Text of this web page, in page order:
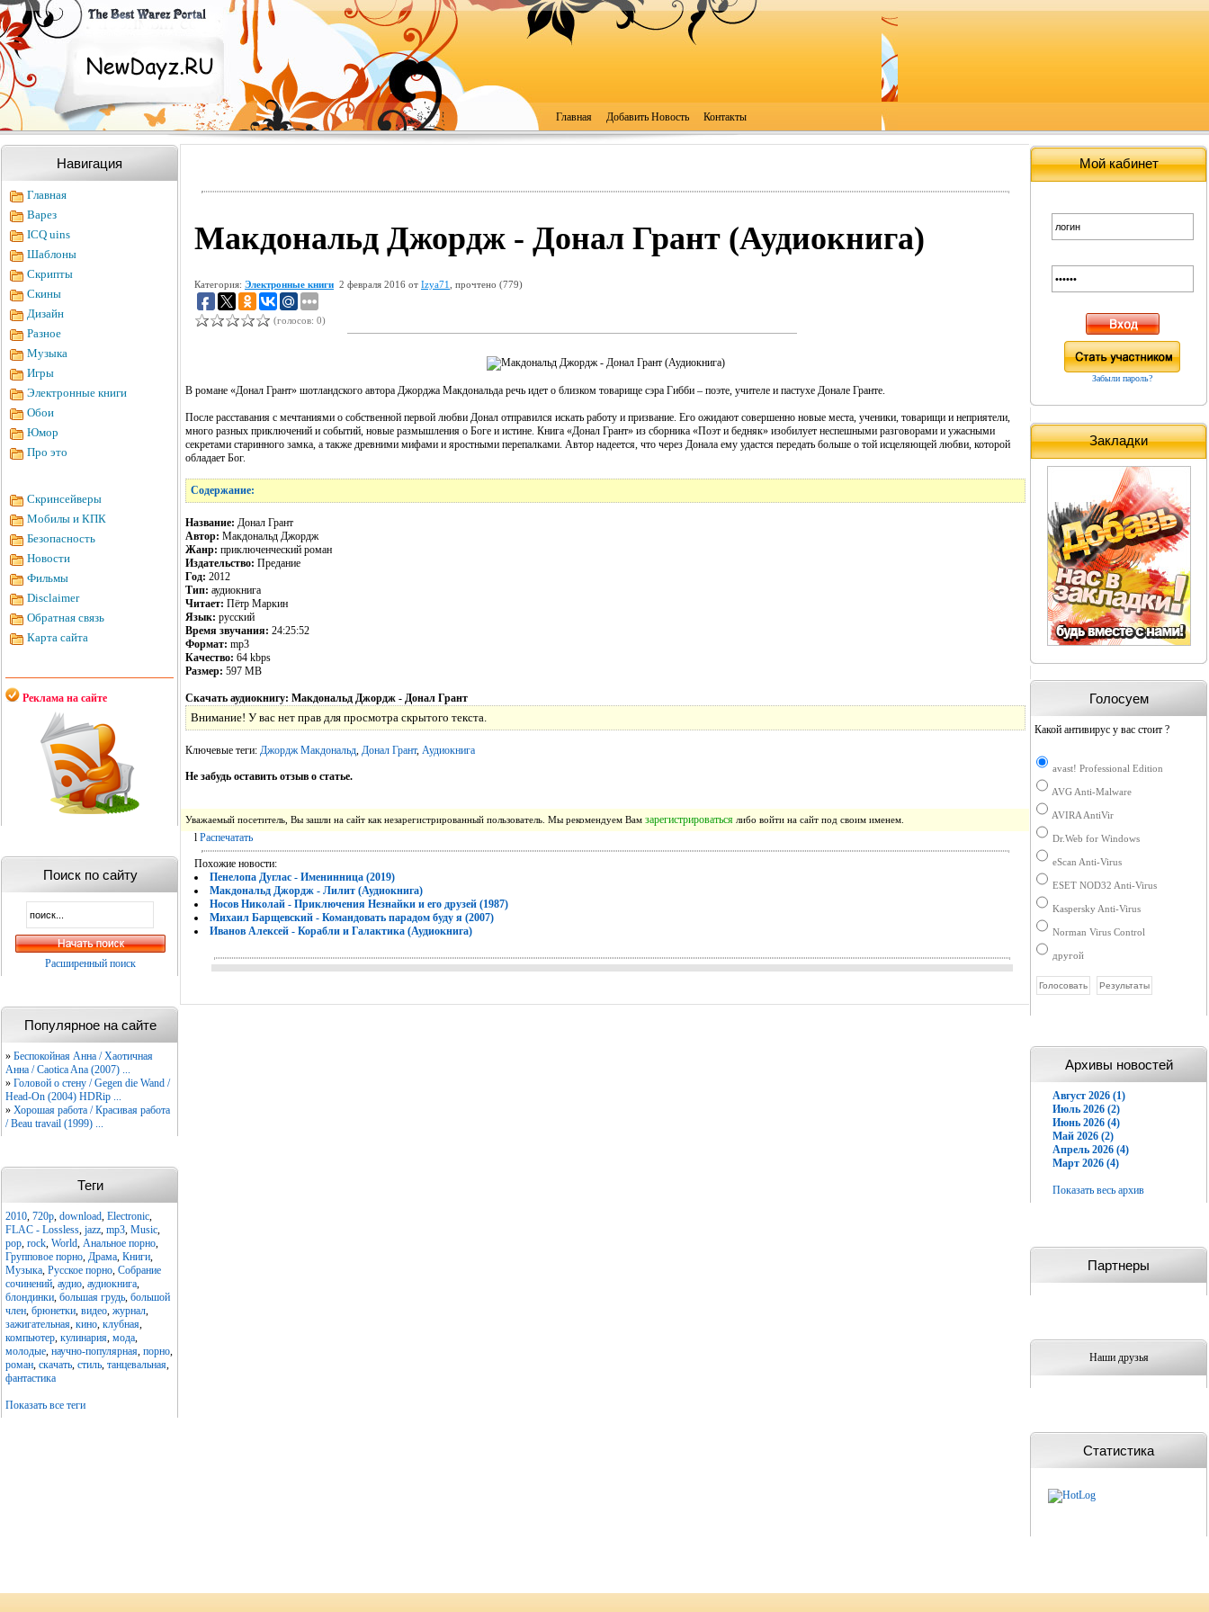
Главная Добавить Новость Контакты
Навигация
Главная
Варез
ICQ uins
Шаблоны
Скрипты
Скины
Дизайн
Разное
Музыка
Игры
Электронные книги
Обои
Юмор
Про это
Скринсейверы
Мобилы и КПК
Безопасность
Новости
Фильмы
Disclaimer
Обратная связь
Карта сайта
Реклама на сайте
Поиск по сайту
Расширенный поиск
Популярное на сайте
» Беспокойная Анна / Хаотичная
Анна / Caotica Ana (2007) ...
» Головой о стену / Gegen die Wand /
Head-On (2004) HDRip ...
» Хорошая работа / Красивая работа
/ Beau travail (1999) ...
Теги
2010, 720p, download, Electronic,
FLAC - Lossless, jazz, mp3, Music,
pop, rock, World, Анальное порно,
Групповое порно, Драма, Книги,
Музыка, Русское порно, Собрание
сочинений, аудио, аудиокнига,
блондинки, большая грудь, большой
член, брюнетки, видео, журнал,
зажигательная, кино, клубная,
компьютер, кулинария, мода,
молодые, научно-популярная, порно,
роман, скачать, стиль, танцевальная,
фантастика
Показать все теги
Макдональд Джордж - Донал Грант (Аудиокнига)
Категория: Электронные книги 2 февраля 2016 от Izya71 , прочтено (779)
(голосов: 0)
В романе «Донал Грант» шотландского автора Джорджа Макдональда речь идет о близком товарище сэра Гибби – поэте, учителе и пастухе Донале Гранте.
После расставания с мечтаниями о собственной первой любви Донал отправился искать работу и призвание. Его ожидают совершенно новые места, ученики, товарищи и неприятели,
много разных приключений и событий, новые размышления о Боге и истине. Книга «Донал Грант» из сборника «Поэт и бедняк» изобилует неспешными разговорами и ужасными
секретами старинного замка, а также древними мифами и яростными перепалками. Автор надеется, что через Донала ему удастся передать больше о той исцеляющей любви, которой
обладает Бог.
Содержание:
Название: Донал Грант
Автор: Макдональд Джордж
Жанр: приключенческий роман
Издательство: Предание
Год: 2012
Тип: аудиокнига
Читает: Пётр Маркин
Язык: русский
Время звучания: 24:25:52
Формат: mp3
Качество: 64 kbps
Размер: 597 MB
Скачать аудиокнигу: Макдональд Джордж - Донал Грант
Внимание! У вас нет прав для просмотра скрытого текста.
Ключевые теги: Джордж Макдональд, Донал Грант, Аудиокнига
Не забудь оставить отзыв о статье.
Уважаемый посетитель, Вы зашли на сайт как незарегистрированный пользователь. Мы рекомендуем Вам зарегистрироваться либо войти на сайт под своим именем.
l Распечатать
Похожие новости:
Пенелопа Дуглас - Именинница (2019)
Макдональд Джордж - Лилит (Аудиокнига)
Носов Николай - Приключения Незнайки и его друзей (1987)
Михаил Барщевский - Командовать парадом буду я (2007)
Иванов Алексей - Корабли и Галактика (Аудиокнига)
Мой кабинет
Забыли пароль?
Закладки
Голосуем
Какой антивирус у вас стоит ?
avast! Professional Edition
AVG Anti-Malware
AVIRA AntiVir
Dr.Web for Windows
eScan Anti-Virus
ESET NOD32 Anti-Virus
Kaspersky Anti-Virus
Norman Virus Control
другой
Архивы новостей
Август 2026 (1)
Июль 2026 (2)
Июнь 2026 (4)
Май 2026 (2)
Апрель 2026 (4)
Март 2026 (4)
Показать весь архив
Партнеры
Наши друзья
Статистика